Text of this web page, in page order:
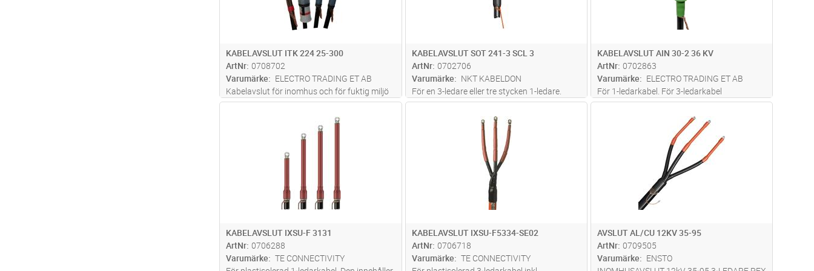
KABELAVSLUT ITK 224 25-300
ArtNr 0708702
Varumärke
ELECTRO TRADING ET AB
Kabelavslut för inomhus och för fuktig miljö
för PEX-isolerad Al- och Cu-kabel, 12-24 kV.
Avslutet består av en silikontub med
integrerad fältstyrning och tätningsmastik.
Silikontuben är uppspänd på
KABELAVSLUT SOT 241-3 SCL 3
ArtNr 0702706
Varumärke
NKT KABELDON
För en 3-ledare eller tre stycken 1-ledare.
Tillverkad i silikongummi med integrerad
fältstyrning och toppmätning. Uppfyller krav
enligt SS 424 14 45 utgåva 1, IEEE 48 1996
och CENELEC HD 629.1. Bime
KABELAVSLUT AIN 30-2 36 KV
ArtNr 0702863
Varumärke
ELECTRO TRADING ET AB
För 1-ledarkabel. För 3-ledarkabel
kompletteras med separat
partskärmningssats. Avslutet är
prefabricerat av flexibelt silikongummi.
Avslutet har en ledande gummiinsats med
integrerad geometrisk fält
...läs mer
Lägg i kundvagn
KABELAVSLUT IXSU-F 3131
ArtNr 0706288
Varumärke
TE CONNECTIVITY
Lägg i kundvagn
KABELAVSLUT IXSU-F5334-SE02
ArtNr 0706718
Varumärke
TE CONNECTIVITY
Lägg i kundvagn
AVSLUT AL/CU 12KV 35-95
ArtNr 0709505
Varumärke
ENSTO